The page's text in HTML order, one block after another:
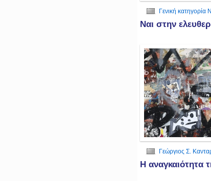
Γενική κατηγορία
Ναι στην
Γεώργιος Σ.
Η αναγκαιότητα